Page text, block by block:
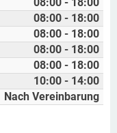
08:00 - 18:00
08:00 - 18:00
08:00 - 18:00
08:00 - 18:00
10:00 - 14:00
Nach Vereinbarung